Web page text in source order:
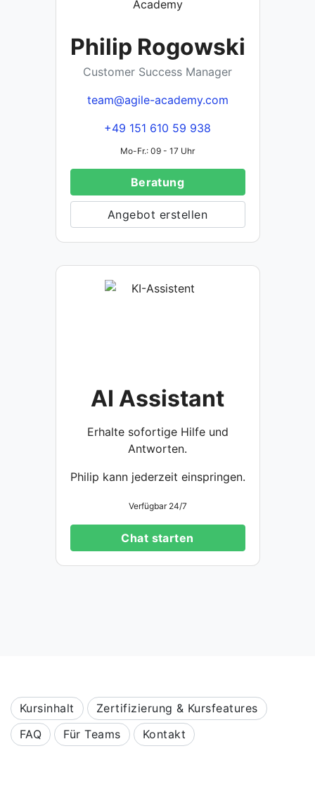
Philip Rogowski
Customer Success Manager
team@agile-academy.com
+49 151 610 59 938
Mo-Fr.: 09 - 17 Uhr
Beratung
Angebot erstellen
AI Assistant
Erhalte sofortige Hilfe und
Antworten.
Philip kann jederzeit einspringen.
Verfügbar 24/7
Chat starten
Kursinhalt
Zertifizierung & Kursfeatures
FAQ
Für Teams Kontakt